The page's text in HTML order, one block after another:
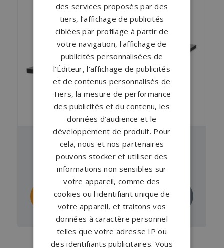
Pierre tombale GPG 505
À partir de4 893 €en Noir Fin
Personnaliser
Demander un
devis
des services proposés par des
tiers, l’affichage de publicités
ciblées par profilage à partir de
votre navigation, l'affichage de
publicités personnalisées de
l’Éditeur, l'affichage de publicités
et de contenus personnalisés de
Tiers, la mesure de performance
des publicités et du contenu, les
données d’audience et le
développement de produit. Pour
cela, nous et nos partenaires
pouvons stocker et utiliser des
informations non sensibles sur
votre appareil, comme des
cookies ou l'identifiant unique de
votre appareil, et traitons vos
données à caractère personnel
telles que votre adresse IP ou
des identifiants publicitaires. Vous